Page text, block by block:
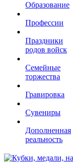
Образование
Профессии
Праздники
родов войск
Семейные
торжества
Гравировка
Сувениры
Дополненная
реальность